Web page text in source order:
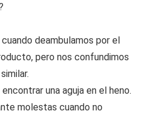
deambulamos por el
pero nos confundimos
una aguja en el heno.
molestas cuando no